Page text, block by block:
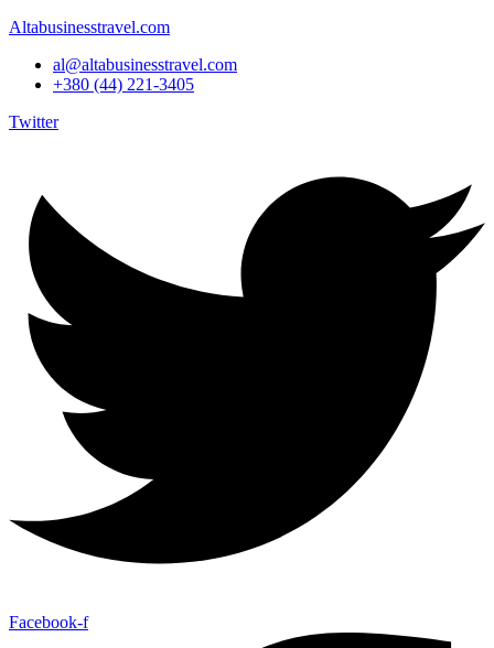
Altabusinesstravel.com
al@altabusinesstravel.com
+380 (44) 221-3405
Twitter
Facebook-f